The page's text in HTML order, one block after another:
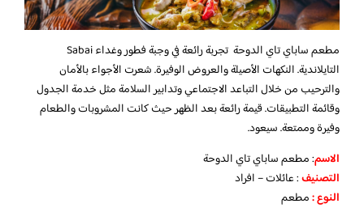
مطعم ساباي تاي الدوحة تجربة رائعة في وجبة فطور وغداء Sabai
التايلاندية. النكهات الأصيلة والعروض الوفيرة. شعرت الأجواء بالأمان
والترحيب من خلال التباعد الاجتماعي وتدابير السلامة مثل خدمة الجدول
وقائمة التطبيقات. قيمة رائعة بعد الظهر حيث كانت المشروبات والطعام
وفيرة وممتعة. سيعود.
الاسم: مطعم ساباي تاي الدوحة
التصنيف: عائلات – افراد
النوع :مطعم